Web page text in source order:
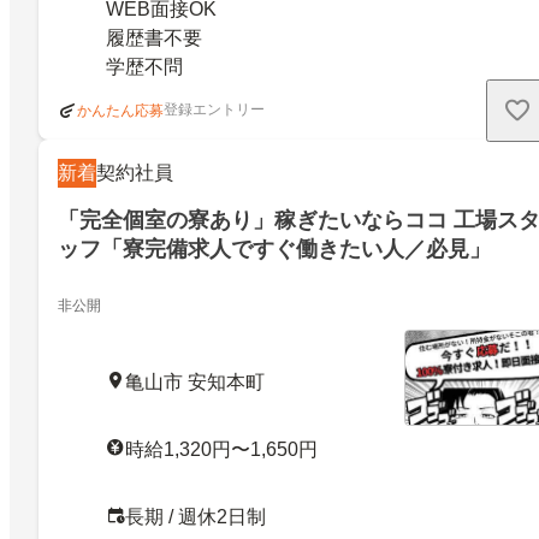
WEB面接OK
履歴書不要
学歴不問
かんたん応募登録エントリー
新着契約社員
「完全個室の寮あり」稼ぎたいならココ 工場スタ
ッフ「寮完備求人ですぐ働きたい人／必見」
非公開
亀山市 安知本町
時給1,320円〜1,650円
長期 / 週休2日制